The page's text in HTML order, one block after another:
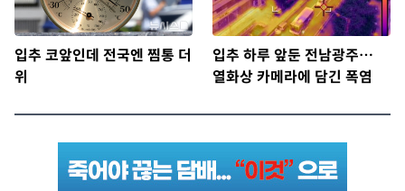
입추 코앞인데 전국엔 찜통 더
위
입추 하루 앞둔 전남광주…
열화상 카메라에 담긴 폭염